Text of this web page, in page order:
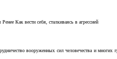
Как вести себя, сталкиваясь в агрессией
вооруженных сил человечества и